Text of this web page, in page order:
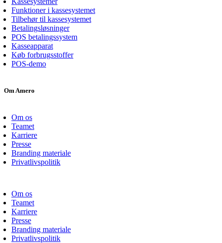
Funktioner i kassesystemet
Tilbehør til kassesystemet
Betalingsløsninger
POS betalingssystem
Kasseapparat
Køb forbrugsstoffer
POS-demo
Om Amero
Om os
Teamet
Karriere
Presse
Branding materiale
Privatlivspolitik
Om os
Teamet
Karriere
Presse
Branding materiale
Privatlivspolitik